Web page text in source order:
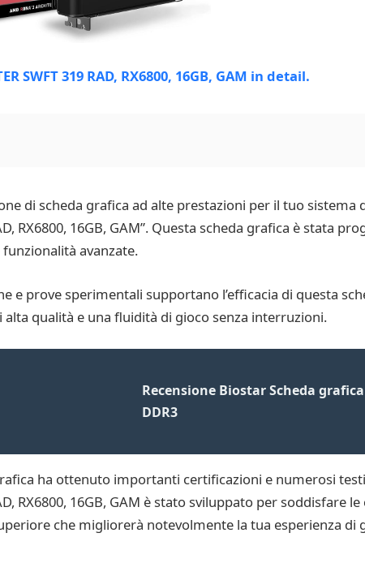
di scheda grafica ad alte prestazioni per il tuo
RX6800, 16GB, GAM”. Questa scheda grafica è stata
avanzate.
e prove sperimentali supportano l’efficacia di questa
qualità e una fluidità di gioco senza interruzioni.
Recensione Biostar Scheda
DDR3
ha ottenuto importanti certificazioni e numerosi
RX6800, 16GB, GAM è stato sviluppato per
che migliorerà notevolmente la tua esperienza di